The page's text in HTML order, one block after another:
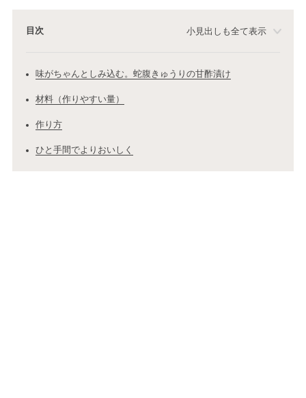
目次 小見出しも全て表示
味がちゃんとしみ込む。蛇腹きゅうりの甘酢漬け
材料（作りやすい量）
作り方
ひと手間でよりおいしく